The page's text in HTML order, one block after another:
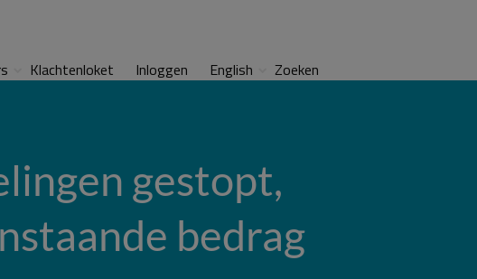
Klachtenloket Inloggen English Zoeken
gestopt,
bedrag